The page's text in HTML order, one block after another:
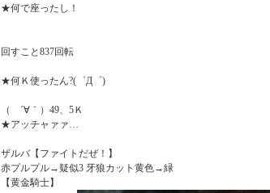
★何で座ったし！
回すこと837回転
★何Ｋ使ったん?(゜Д゜)
（　´∀｀）49、5Ｋ
★アッチャァァ…
ザルバ【ファイトだぜ！】
赤プルプル→疑似3 牙狼カット黄色→緑